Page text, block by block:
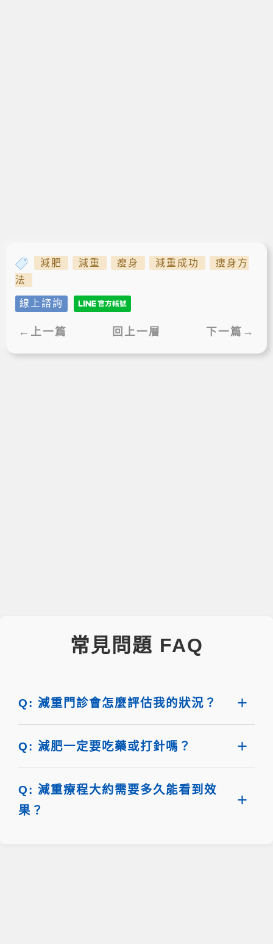
減肥 減重 瘦身 減重成功
瘦身方
法
線上諮詢
←上一篇 回上一層 下一篇→
常見問題 FAQ
Q: 減重門診會怎麼評估我的狀況？
Q: 減肥一定要吃藥或打針嗎？
Q: 減重療程大約需要多久能看到效
果？